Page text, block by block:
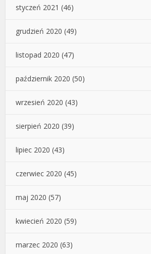
styczeń 2021 (46)
grudzień 2020 (49)
listopad 2020 (47)
październik 2020 (50)
wrzesień 2020 (43)
sierpień 2020 (39)
lipiec 2020 (43)
czerwiec 2020 (45)
maj 2020 (57)
kwiecień 2020 (59)
marzec 2020 (63)